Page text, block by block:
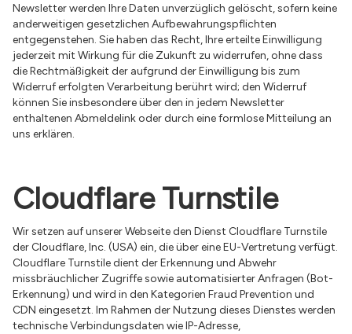
Newsletter werden Ihre Daten unverzüglich gelöscht, sofern keine
anderweitigen gesetzlichen Aufbewahrungspflichten
entgegenstehen. Sie haben das Recht, Ihre erteilte Einwilligung
jederzeit mit Wirkung für die Zukunft zu widerrufen, ohne dass
die Rechtmäßigkeit der aufgrund der Einwilligung bis zum
Widerruf erfolgten Verarbeitung berührt wird; den Widerruf
können Sie insbesondere über den in jedem Newsletter
enthaltenen Abmeldelink oder durch eine formlose Mitteilung an
uns erklären.
Cloudflare Turnstile
Wir setzen auf unserer Webseite den Dienst Cloudflare Turnstile
der Cloudflare, Inc. (USA) ein, die über eine EU-Vertretung verfügt.
Cloudflare Turnstile dient der Erkennung und Abwehr
missbräuchlicher Zugriffe sowie automatisierter Anfragen (Bot-
Erkennung) und wird in den Kategorien Fraud Prevention und
CDN eingesetzt. Im Rahmen der Nutzung dieses Dienstes werden
technische Verbindungsdaten wie IP-Adresse,